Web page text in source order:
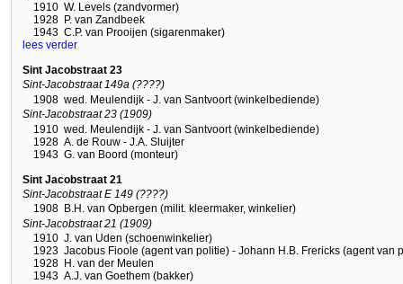
1910 W. Levels (zandvormer)
1928 P. van Zandbeek
1943 C.P. van Prooijen (sigarenmaker)
lees verder
Sint Jacobstraat 23
Sint-Jacobstraat 149a (????)
1908 wed. Meulendijk - J. van Santvoort (winkelbediende)
Sint-Jacobstraat 23 (1909)
1910 wed. Meulendijk - J. van Santvoort (winkelbediende)
1928 A. de Rouw - J.A. Sluijter
1943 G. van Boord (monteur)
Sint Jacobstraat 21
Sint-Jacobstraat E 149 (????)
1908 B.H. van Opbergen (milit. kleermaker, winkelier)
Sint-Jacobstraat 21 (1909)
1910 J. van Uden (schoenwinkelier)
1923 Jacobus Fioole (agent van politie) - Johann H.B. Frericks (agent van
1928 H. van der Meulen
1943 A.J. van Goethem (bakker)